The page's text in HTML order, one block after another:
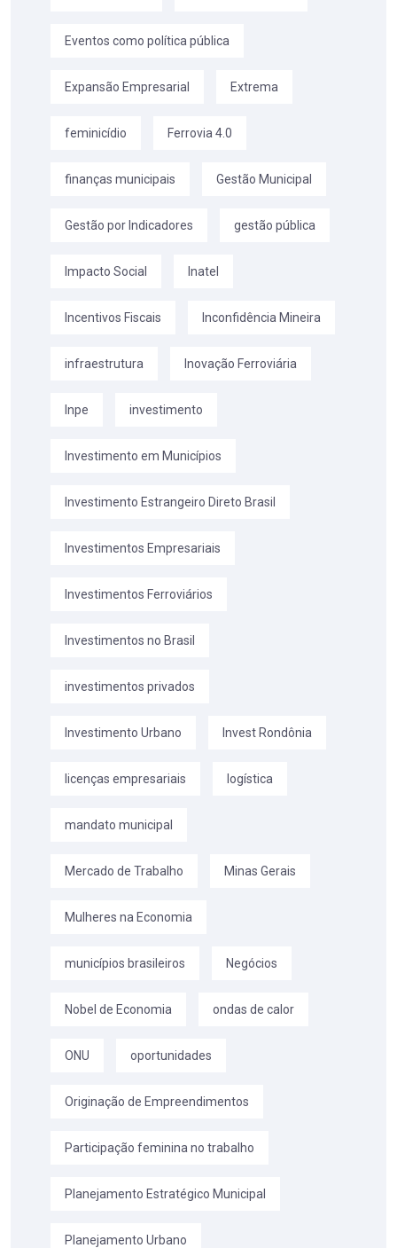
Eventos como política pública
Expansão Empresarial Extrema
feminicídio Ferrovia 4.0
finanças municipais Gestão Municipal
Gestão por Indicadores gestão pública
Impacto Social Inatel
Incentivos Fiscais Inconfidência Mineira
infraestrutura Inovação Ferroviária
Inpe investimento
Investimento em Municípios
Investimento Estrangeiro Direto Brasil
Investimentos Empresariais
Investimentos Ferroviários
Investimentos no Brasil
investimentos privados
Investimento Urbano Invest Rondônia
licenças empresariais logística
mandato municipal
Mercado de Trabalho Minas Gerais
Mulheres na Economia
municípios brasileiros Negócios
Nobel de Economia ondas de calor
ONU oportunidades
Originação de Empreendimentos
Participação feminina no trabalho
Planejamento Estratégico Municipal
Planejamento Urbano